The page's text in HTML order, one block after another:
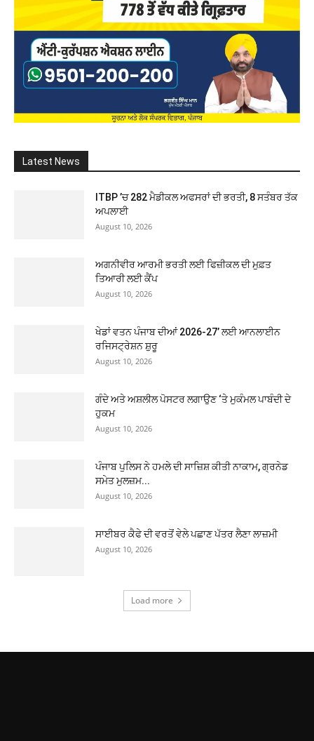
Latest News
ITBP ’ਚ 282 ਮੈਡੀਕਲ ਅਫਸਰਾਂ ਦੀ ਭਰਤੀ, 8 ਸਤੰਬਰ ਤੱਕ
ਅਪਲਾਈ
August 10, 2026
ਅਗਨੀਵੀਰ ਆਰਮੀ ਭਰਤੀ ਲਈ ਫਿਜ਼ੀਕਲ ਦੀ ਮੁਫ਼ਤ
ਤਿਆਰੀ ਲਈ ਕੈਂਪ
August 10, 2026
ਖੇਡਾਂ ਵਤਨ ਪੰਜਾਬ ਦੀਆਂ 2026-27’ ਲਈ ਆਨਲਾਈਨ
ਰਜਿਸਟ੍ਰੇਸ਼ਨ ਸ਼ੁਰੂ
August 10, 2026
ਗੰਦੇ ਅਤੇ ਅਸ਼ਲੀਲ ਪੋਸਟਰ ਲਗਾਉਣ ‘ਤੇ ਮੁਕੰਮਲ ਪਾਬੰਦੀ ਦੇ
ਹੁਕਮ
August 10, 2026
ਪੰਜਾਬ ਪੁਲਿਸ ਨੇ ਹਮਲੇ ਦੀ ਸਾਜ਼ਿਸ਼ ਕੀਤੀ ਨਾਕਾਮ, ਗ੍ਰਨੇਡ
ਸਮੇਤ ਮੁਲਜ਼ਮ...
August 10, 2026
ਸਾਈਬਰ ਕੈਫੇ ਦੀ ਵਰਤੋਂ ਵੇਲੇ ਪਛਾਣ ਪੱਤਰ ਲੈਣਾ ਲਾਜ਼ਮੀ
August 10, 2026
Load more